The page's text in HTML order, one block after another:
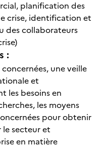
planification des
crise, identification et
des collaborateurs
:
une veille
et
les besoins en
les moyens
pour obtenir
le secteur et
en matière